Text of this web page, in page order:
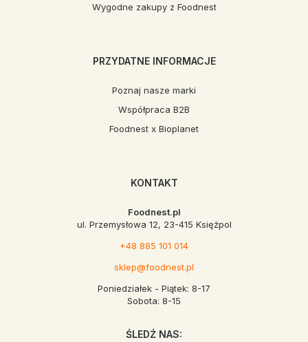
Wygodne zakupy z Foodnest
PRZYDATNE INFORMACJE
Poznaj nasze marki
Współpraca B2B
Foodnest x Bioplanet
KONTAKT
Foodnest.pl
ul. Przemysłowa 12, 23-415 Księżpol
+48 885 101 014
sklep@foodnest.pl
Poniedziałek - Piątek: 8-17
Sobota: 8-15
ŚLEDŹ NAS: